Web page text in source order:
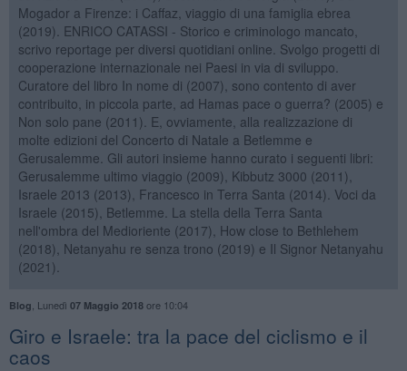
Mogador a Firenze: i Caffaz, viaggio di una famiglia ebrea
(2019). ENRICO CATASSI - Storico e criminologo mancato,
scrivo reportage per diversi quotidiani online. Svolgo progetti di
cooperazione internazionale nei Paesi in via di sviluppo.
Curatore del libro In nome di (2007), sono contento di aver
contribuito, in piccola parte, ad Hamas pace o guerra? (2005) e
Non solo pane (2011). E, ovviamente, alla realizzazione di
molte edizioni del Concerto di Natale a Betlemme e
Gerusalemme. Gli autori insieme hanno curato i seguenti libri:
Gerusalemme ultimo viaggio (2009), Kibbutz 3000 (2011),
Israele 2013 (2013), Francesco in Terra Santa (2014). Voci da
Israele (2015), Betlemme. La stella della Terra Santa
nell'ombra del Medioriente (2017), How close to Bethlehem
(2018), Netanyahu re senza trono (2019) e Il Signor Netanyahu
(2021).
Blog Lunedì 07 Maggio 2018ore 10:04
Giro e Israele: tra la pace del ciclismo e il
caos